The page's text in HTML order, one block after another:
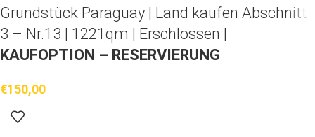
Grundstück Paraguay | Land kaufen Abschnitt
3 – Nr.13 | 1221qm | Erschlossen |
KAUFOPTION – RESERVIERUNG
€150,00